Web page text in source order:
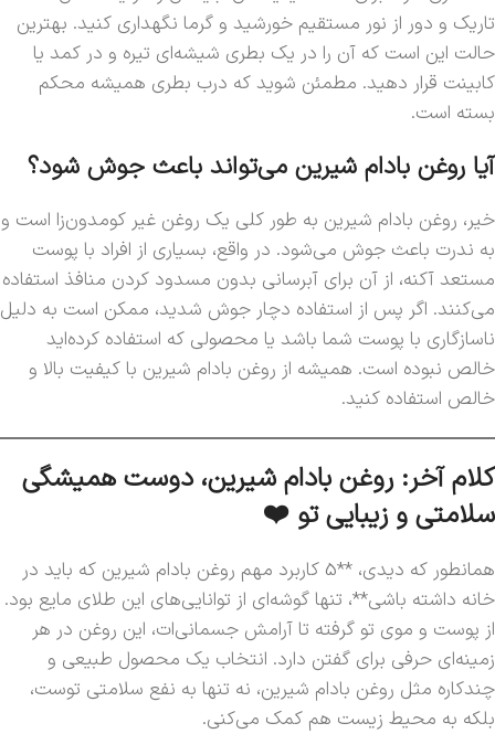
تاریک و دور از نور مستقیم خورشید و گرما نگهداری کنید. بهترین
حالت این است که آن را در یک بطری شیشه‌ای تیره و در کمد یا
کابینت قرار دهید. مطمئن شوید که درب بطری همیشه محکم
بسته است.
آیا روغن بادام شیرین می‌تواند باعث جوش شود؟
خیر، روغن بادام شیرین به طور کلی یک روغن غیر کومدون‌زا است و
به ندرت باعث جوش می‌شود. در واقع، بسیاری از افراد با پوست
مستعد آکنه، از آن برای آبرسانی بدون مسدود کردن منافذ استفاده
می‌کنند. اگر پس از استفاده دچار جوش شدید، ممکن است به دلیل
ناسازگاری با پوست شما باشد یا محصولی که استفاده کرده‌اید
خالص نبوده است. همیشه از روغن بادام شیرین با کیفیت بالا و
خالص استفاده کنید.
کلام آخر: روغن بادام شیرین، دوست همیشگی
سلامتی و زیبایی تو ❤️
همانطور که دیدی، **5 کاربرد مهم روغن بادام شیرین که باید در
خانه داشته باشی**، تنها گوشه‌ای از توانایی‌های این طلای مایع بود.
از پوست و موی تو گرفته تا آرامش جسمانی‌ات، این روغن در هر
زمینه‌ای حرفی برای گفتن دارد. انتخاب یک محصول طبیعی و
چندکاره مثل روغن بادام شیرین، نه تنها به نفع سلامتی توست،
بلکه به محیط زیست هم کمک می‌کنی.